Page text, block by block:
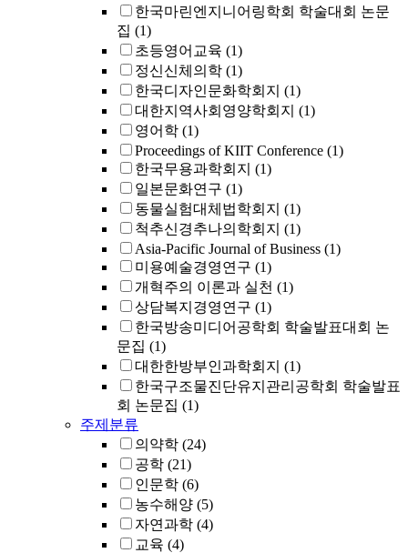
한국마린엔지니어링학회 학술대회 논문
집 (1)
초등영어교육 (1)
정신신체의학 (1)
한국디자인문화학회지 (1)
대한지역사회영양학회지 (1)
영어학 (1)
Proceedings of KIIT Conference (1)
한국무용과학회지 (1)
일본문화연구 (1)
동물실험대체법학회지 (1)
척추신경추나의학회지 (1)
Asia-Pacific Journal of Business (1)
미용예술경영연구 (1)
개혁주의 이론과 실천 (1)
상담복지경영연구 (1)
한국방송미디어공학회 학술발표대회 논
문집 (1)
대한한방부인과학회지 (1)
한국구조물진단유지관리공학회 학술발표
회 논문집 (1)
주제분류
의약학 (24)
공학 (21)
인문학 (6)
농수해양 (5)
자연과학 (4)
교육 (4)